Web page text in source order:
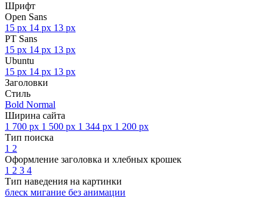
Шрифт
Open Sans
15 px 14 px 13 px
PT Sans
15 px 14 px 13 px
Ubuntu
15 px 14 px 13 px
Заголовки
Стиль
Bold Normal
Ширина сайта
1 700 px 1 500 px 1 344 px 1 200 px
Тип поиска
1 2
Оформление заголовка и хлебных крошек
1 2 3 4
Тип наведения на картинки
блеск мигание без анимации